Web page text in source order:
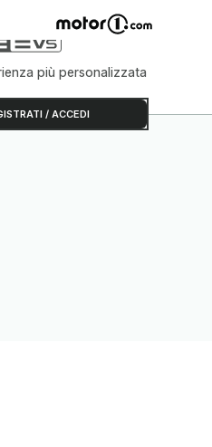
più personalizzata
/ ACCEDI